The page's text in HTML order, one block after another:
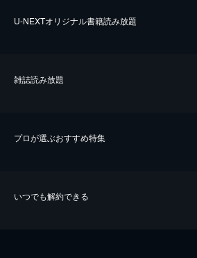
U-NEXTオリジナル書籍読み放題
雑誌読み放題
プロが選ぶおすすめ特集
いつでも解約できる